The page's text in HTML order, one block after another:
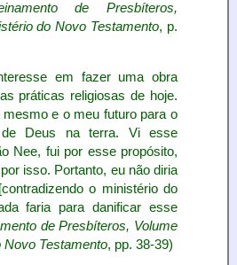
de Presbíteros,
do Novo Testamento, p.
em fazer uma obra
práticas religiosas de hoje.
e o meu futuro para o
de Deus na terra. Vi esse
Nee, fui por esse propósito,
isso. Portanto, eu não diria
o ministério do
faria para danificar esse
de Presbíteros, Volume
Novo Testamento, pp. 38-39)